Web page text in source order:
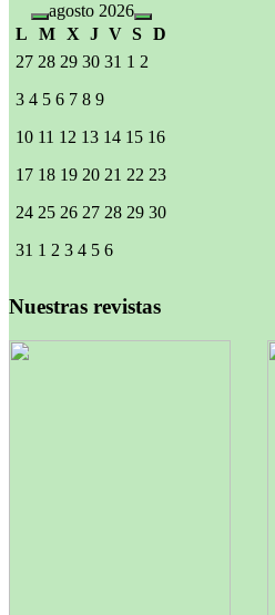
agosto 2026
L
M X J V S D
27 28 29 30 31 1 2
3 4 5 6 7 8 9
10 11 12 13 14 15 16
17 18 19 20 21 22 23
24 25 26 27 28 29 30
31 1 2 3 4 5 6
Nuestras revistas